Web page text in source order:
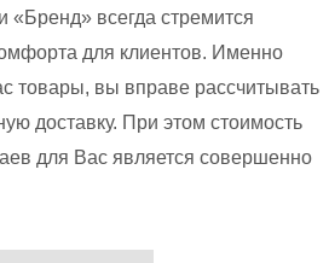
«Бренд» всегда стремится
для клиентов. Именно
товары, вы вправе рассчитывать
доставку. При этом стоимость
для Вас является совершенно